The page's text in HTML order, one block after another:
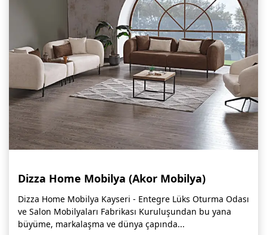
Dizza Home Mobilya (Akor Mobilya)
Dizza Home Mobilya Kayseri - Entegre Lüks Oturma Odası
ve Salon Mobilyaları Fabrikası Kuruluşundan bu yana
büyüme, markalaşma ve dünya çapında...